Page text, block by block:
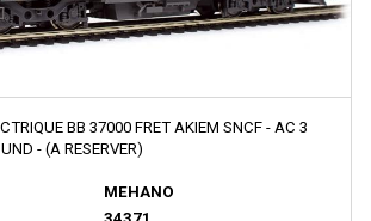
BB 37000 FRET AKIEM SNCF - AC 3
- (A RESERVER)
MEHANO